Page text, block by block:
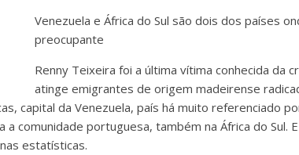
Venezuela e África do Sul são dois dos países
preocupante
Renny Teixeira foi a última vítima conhecida da
atinge emigrantes de origem madeirense
capital da Venezuela, país há muito referenciado
comunidade portuguesa, também na África do Sul.
estatísticas.